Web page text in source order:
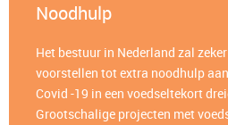
Noodhulp
Het bestuur in Nederland zal
voorstellen tot extra noodhulp
Covid -19 in een voedseltekort
Grootschalige projecten met